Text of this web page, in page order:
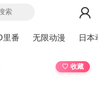
里番 无限动漫 日本
♡ 收藏